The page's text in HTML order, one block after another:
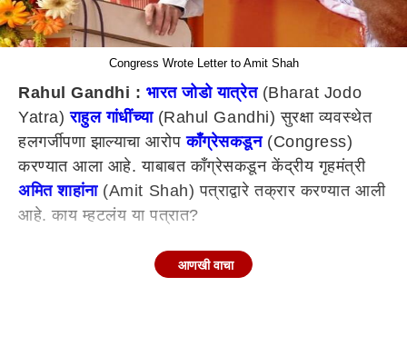
Congress Wrote Letter to Amit Shah
Rahul Gandhi :भारत जोडो यात्रेत(Bharat Jodo
Yatra)राहुल गांधींच्या(Rahul Gandhi) सुरक्षा व्यवस्थेत
हलगर्जीपणा झाल्याचा आरोपकाँग्रेसकडून(Congress)
करण्यात आला आहे. याबाबत काँग्रेसकडून केंद्रीय गृहमंत्री
अमित शाहांना(Amit Shah) पत्राद्वारे तक्रार करण्यात आली
आहे. काय म्हटलंय या पत्रात?
केंद्रीय गृहमंत्र्यांना काँग्रेसकडून पत्राद्वारे तक्रार
आणखी वाचा